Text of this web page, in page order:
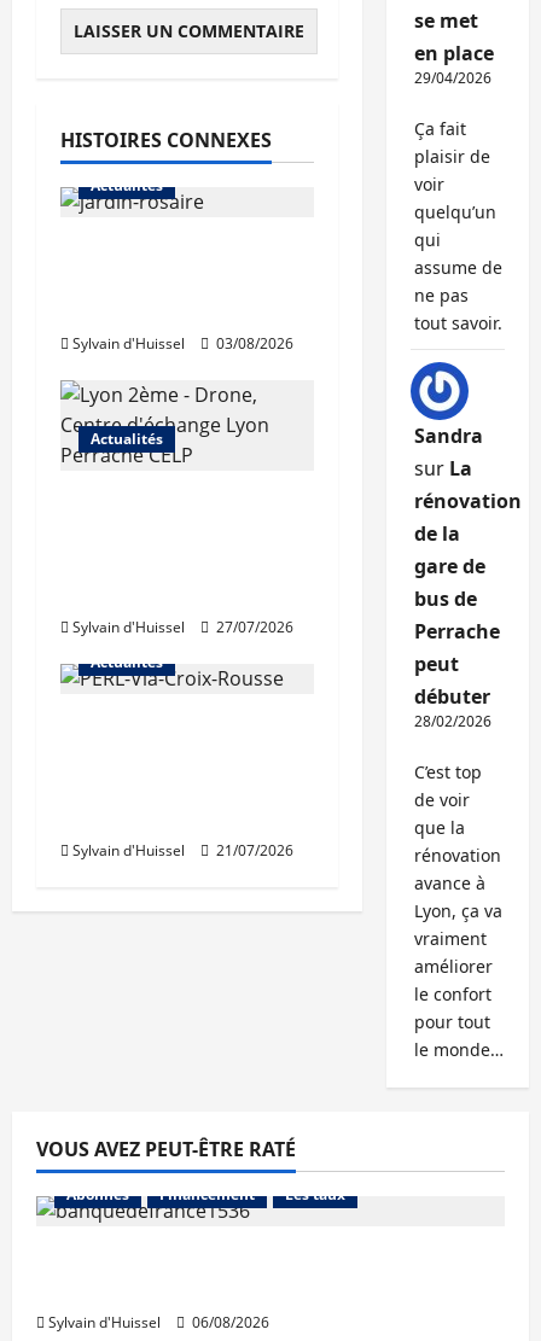
HISTOIRES CONNEXES
Actualités
Sylvain d'Huissel 03/08/2026
Actualités
Sylvain d'Huissel
27/07/2026
Actualités
Sylvain d'Huissel 21/07/2026
se met
en place
29/04/2026
Ça fait
plaisir de
voir
quelqu’un
qui
assume de
ne pas
tout savoir.
Sandra
sur La
rénovation
de la
gare de
bus de
Perrache
peut
débuter
28/02/2026
C’est top
de voir
que la
rénovation
avance à
Lyon, ça va
vraiment
améliorer
le confort
pour tout
le monde…
VOUS AVEZ PEUT-ÊTRE RATÉ
Abonnés Financement Les taux
Sylvain d'Huissel 06/08/2026
Abonnés Financement